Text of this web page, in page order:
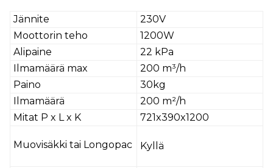
Jännite
230V
Moottorin teho
1200W
Alipaine
22 kPa
Ilmamäärä max
200 m³/h
Paino
30kg
Ilmamäärä
200 m²/h
Mitat P x L x K
721x390x1200
Muovisäkki tai Longopac Kyllä